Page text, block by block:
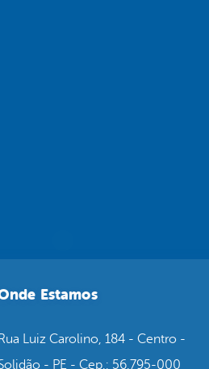
Estamos
Rua Luiz Carolino, 184 - Centro -
- PE - Cep.: 56.795-000